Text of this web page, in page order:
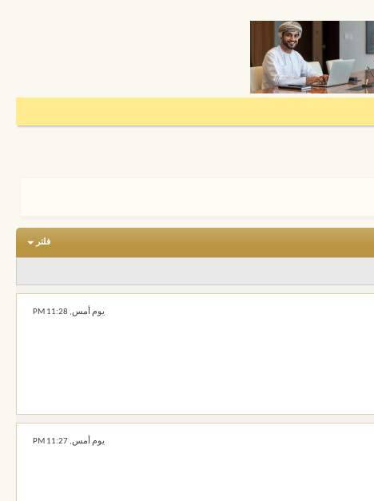
فلتر
يوم أمس, 11:28 PM
يوم أمس, 11:27 PM